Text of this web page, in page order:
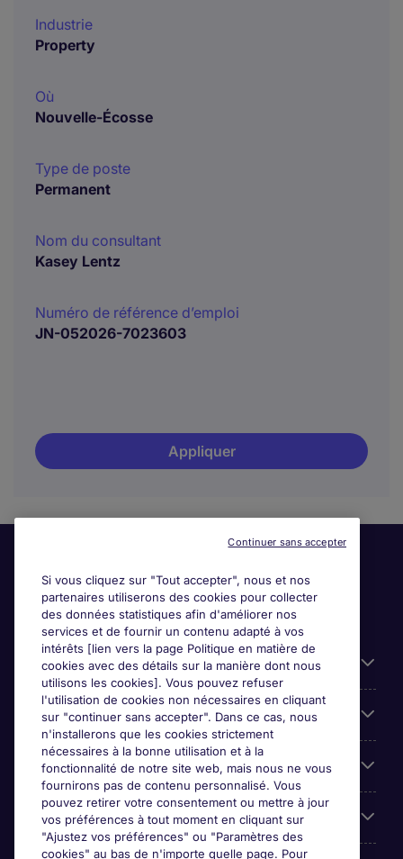
Industrie
Property
Où
Nouvelle-Écosse
Type de poste
Permanent
Nom du consultant
Kasey Lentz
Numéro de référence d’emploi
JN-052026-7023603
Appliquer
Liens utiles
Parcourir nos offres
Cookie settings
Espace Entreprises
Si vous cliquez sur "Tout accepter", nous et nos
partenaires utiliserons des cookies pour collecter
des données statistiques afin d'améliorer nos
services et de fournir un contenu adapté à vos
intérêts [lien vers la page Politique en matière de
cookies avec des détails sur la manière dont nous
utilisons les cookies]. Vous pouvez refuser
l'utilisation de cookies non nécessaires en cliquant
sur "continuer sans accepter". Dans ce cas, nous
n'installerons que les cookies strictement
nécessaires à la bonne utilisation et à la
fonctionnalité de notre site web, mais nous ne vous
fournirons pas de contenu personnalisé. Vous
pouvez retirer votre consentement ou mettre à jour
vos préférences à tout moment en cliquant sur
"Ajustez vos préférences" ou "Paramètres des
cookies" au bas de n'importe quelle page. Pour
Continuer sans accepter